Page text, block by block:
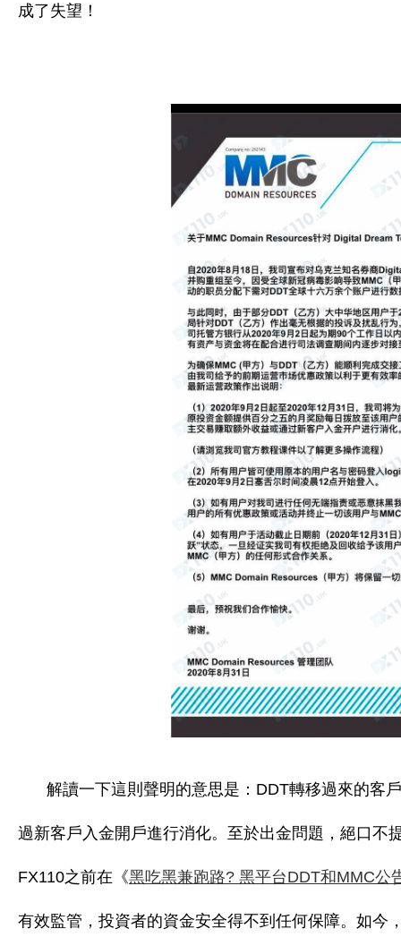
成了失望！
解讀一下這則聲明的意思是：DDT轉移過來的客
過新客戶入金開戶進行消化。至於出金問題，絕口不
FX110之前在《黑吃黑兼跑路? 黑平台DDT和MMC公
有效監管，投資者的資金安全得不到任何保障。如今